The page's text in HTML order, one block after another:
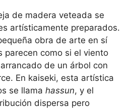
de madera veteada se
artísticamente preparados.
obra de arte en sí
parecen como si el viento
de un árbol con
En kaiseki, esta artística
se llama hassun, y el
dispersa pero